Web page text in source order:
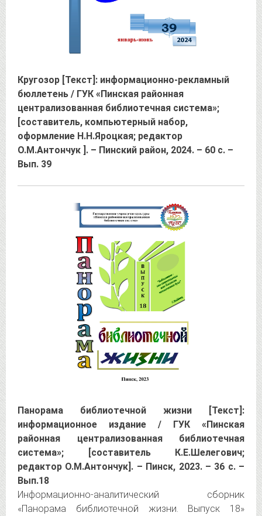
Кругозор [Текст]: информационно-рекламный
бюллетень / ГУК «Пинская районная
централизованная библиотечная система»;
[составитель, компьютерный набор,
оформление Н.Н.Яроцкая; редактор
О.М.Антончук ]. – Пинский район, 2024. – 60 с. –
Вып. 39
Панорама библиотечной жизни [Текст]:
информационное издание / ГУК «Пинская
районная централизованная библиотечная
система»; [составитель К.Е.Шелегович;
редактор О.М.Антончук]. – Пинск, 2023. – 36 с. –
Вып.18
Информационно-аналитический сборник
«Панорама библиотечной жизни. Выпуск 18»